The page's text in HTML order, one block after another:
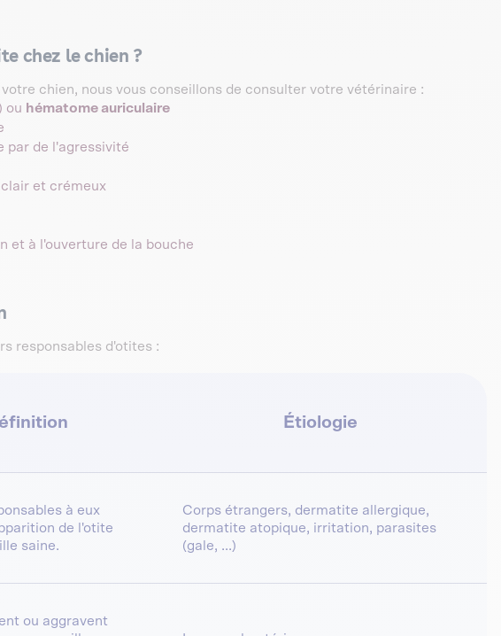
chez le chien ?
chien, nous vous conseillons de consulter votre vétérinaire :
ou hématome auriculaire
par de l'agressivité
et crémeux
et à l'ouverture de la bouche
responsables d'otites :
Étiologie
à eux
de l'otite
saine.
Corps étrangers, dermatite allergique,
dermatite atopique, irritation, parasites
(gale, ...)
ou aggravent